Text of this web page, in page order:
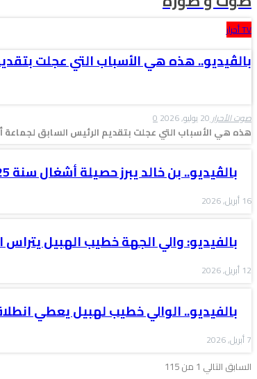
TV أحرار
بالڤيديو.. هذه هي الأسباب التي عجلت
صوت الأحرار20 يوليو, 2026 0
هذه هي الأسباب التي عجلت بتقديم الرئيس السابق لجماعة
بالڤيديو.. بن خالد يبرز حصيلة أشغال سنة 2025 لغرفة التجارة والصناعة…
16 أبريل, 2026
بالفيديو: والي الجهة خطيب الهبيل يتراس
12 أبريل, 2026
بالفيديو.. الوالي خطيب لهبيل يعطي
7 أبريل, 2026
السابق التالي 1 من 115